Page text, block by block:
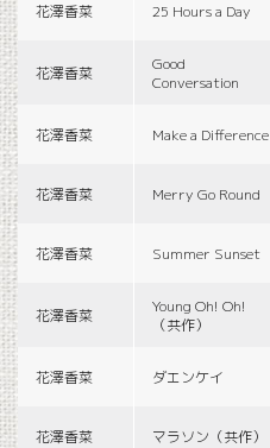
花澤香菜 25 Hours a Day
花澤香菜
Good
Conversation
花澤香菜 Make a Difference
花澤香菜 Merry Go Round
花澤香菜 Summer Sunset
花澤香菜
Young Oh! Oh!
（共作）
花澤香菜 ダエンケイ
花澤香菜 マラソン（共作）